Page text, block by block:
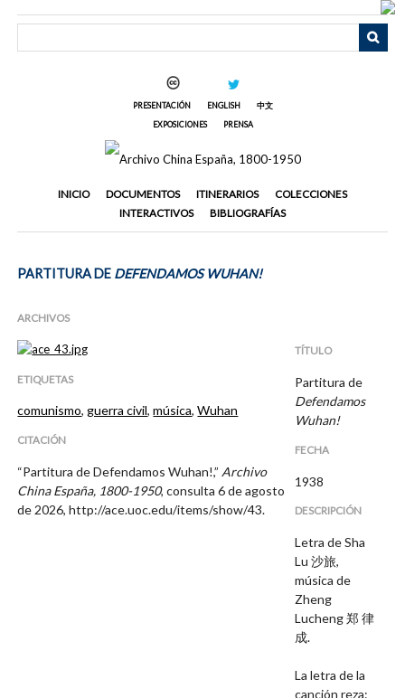
PRESENTACIÓN ENGLISH
中文
EXPOSICIONES
PRENSA
INICIO DOCUMENTOS ITINERARIOS
COLECCIONES
INTERACTIVOS
BIBLIOGRAFÍAS
PARTITURA DE DEFENDAMOS WUHAN!
ARCHIVOS
ETIQUETAS
comunismo,guerra civil,música,Wuhan
CITACIÓN
“Partitura de Defendamos Wuhan!,” Archivo
China España, 1800-1950, consulta 6 de agosto
de 2026,http://ace.uoc.edu/items/show/43.
TÍTULO
Partitura de
Defendamos
Wuhan!
FECHA
1938
DESCRIPCIÓN
Letra de Sha
Lu 沙旅,
música de
Zheng
Lucheng 郑 律
成.
La letra de la
canción reza: